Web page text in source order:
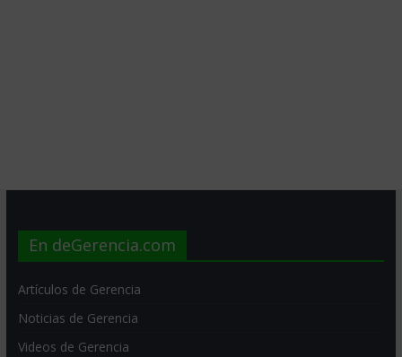
En deGerencia.com
Artículos de Gerencia
Noticias de Gerencia
Videos de Gerencia